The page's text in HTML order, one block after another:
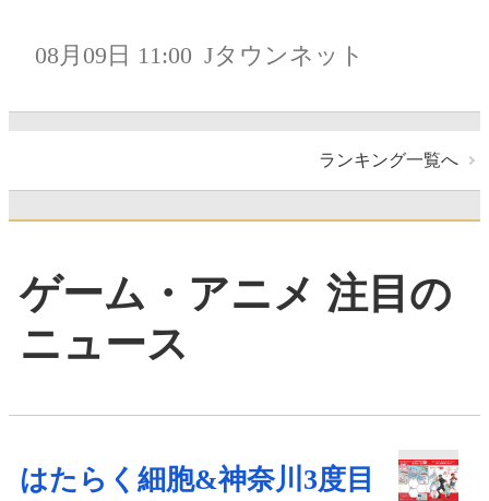
08月09日 11:00 Jタウンネット
ランキング一覧へ
ゲーム・アニメ 注目の
ニュース
はたらく細胞&神奈川3度目